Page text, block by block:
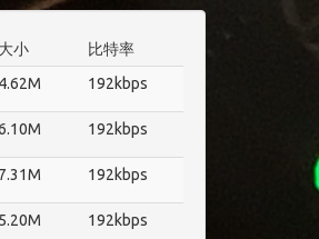
大小
比特率
4.62M 192kbps
192kbps
7.31M 192kbps
5.20M 192kbps